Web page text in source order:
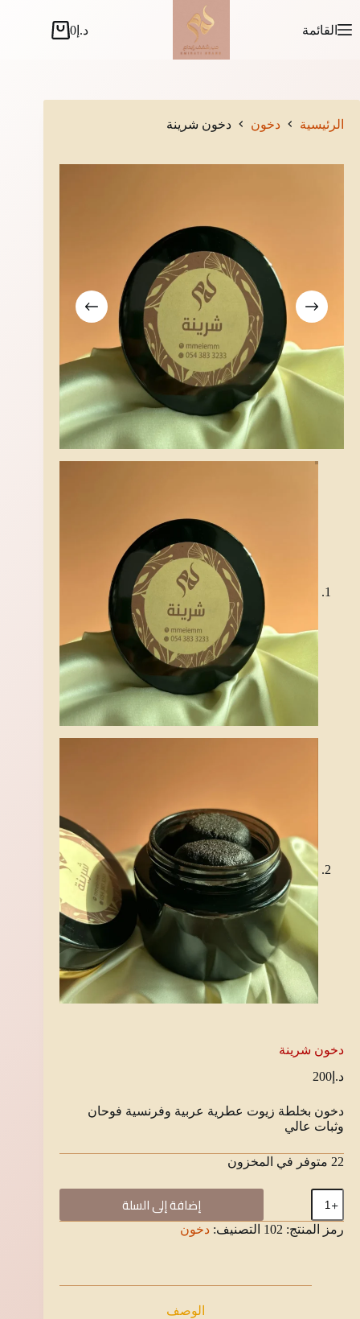
إلى
المحتوى
القائمة
عربة
د.إ0
الرئيسية دخون دخون شرينة
دخون شرينة
د.إ 200
دخون بخلطة زيوت عطرية عربية وفرنسية فوحان
وثبات عالي
22 متوفر في المخزون
كمية
دخون
شرينة
إضافة إلى السلة
رمز المنتج: 102 التصنيف: دخون
الوصف